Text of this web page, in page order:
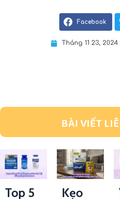
Facebook
Tháng 11 23, 2024
BÀI VIẾT
Top 5
Kẹo